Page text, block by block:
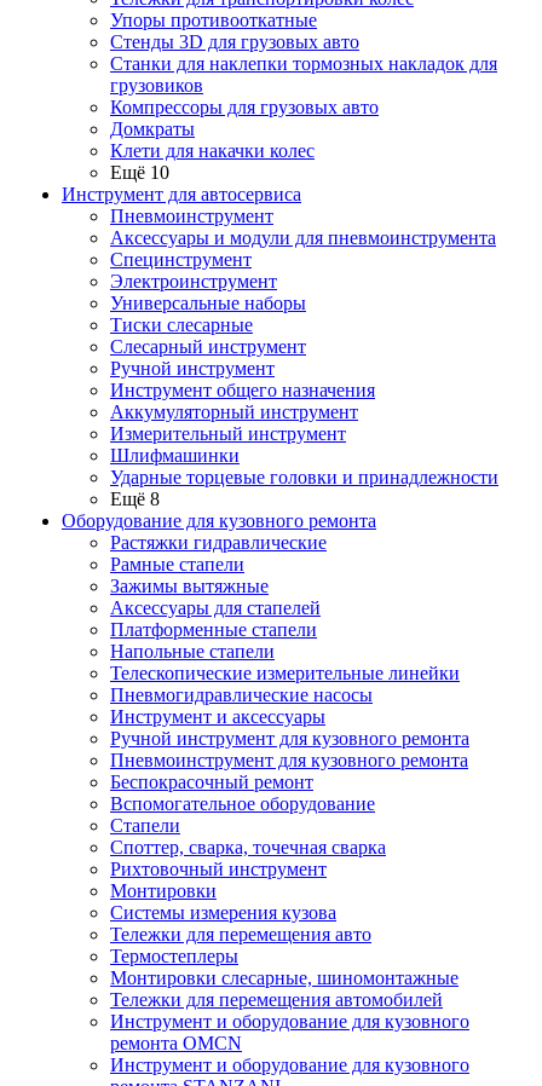
Упоры противооткатные
Стенды 3D для грузовых авто
Станки для наклепки тормозных накладок для
грузовиков
Компрессоры для грузовых авто
Домкраты
Клети для накачки колес
Ещё 10
Инструмент для автосервиса
Пневмоинструмент
Аксессуары и модули для пневмоинструмента
Специнструмент
Электроинструмент
Универсальные наборы
Тиски слесарные
Слесарный инструмент
Ручной инструмент
Инструмент общего назначения
Аккумуляторный инструмент
Измерительный инструмент
Шлифмашинки
Ударные торцевые головки и принадлежности
Ещё 8
Оборудование для кузовного ремонта
Растяжки гидравлические
Рамные стапели
Зажимы вытяжные
Аксессуары для стапелей
Платформенные стапели
Напольные стапели
Телескопические измерительные линейки
Пневмогидравлические насосы
Инструмент и аксессуары
Ручной инструмент для кузовного ремонта
Пневмоинструмент для кузовного ремонта
Беспокрасочный ремонт
Вспомогательное оборудование
Стапели
Споттер, сварка, точечная сварка
Рихтовочный инструмент
Монтировки
Системы измерения кузова
Тележки для перемещения авто
Термостеплеры
Монтировки слесарные, шиномонтажные
Тележки для перемещения автомобилей
Инструмент и оборудование для кузовного
ремонта OMCN
Инструмент и оборудование для кузовного